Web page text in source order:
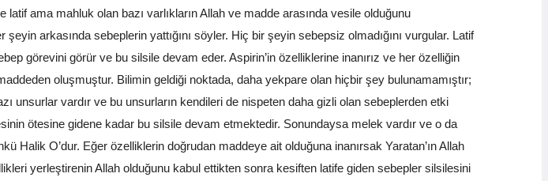
latif ama mahluk olan bazı varlıkların Allah ve madde arasında vesile olduğunu
arkasında sebeplerin yattığını söyler. Hiç bir şeyin sebepsiz olmadığını vurgular. Latif
görevini görür ve bu silsile devam eder. Aspirin’in özelliklerine inanırız ve her özelliğin
oluşmuştur. Bilimin geldiği noktada, daha yekpare olan hiçbir şey bulunamamıştır;
unsurlar vardır ve bu unsurların kendileri de nispeten daha gizli olan sebeplerden etki
ötesine gidene kadar bu silsile devam etmektedir. Sonundaysa melek vardır ve o da
Halik O’dur. Eğer özelliklerin doğrudan maddeye ait olduğuna inanırsak Yaratan’ın Allah
yerleştirenin Allah olduğunu kabul ettikten sonra kesiften latife giden sebepler silsilesini